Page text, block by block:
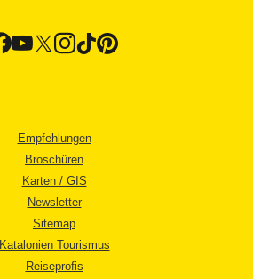
Empfehlungen
Broschüren
Karten / GIS
Newsletter
Sitemap
Katalonien Tourismus
Reiseprofis